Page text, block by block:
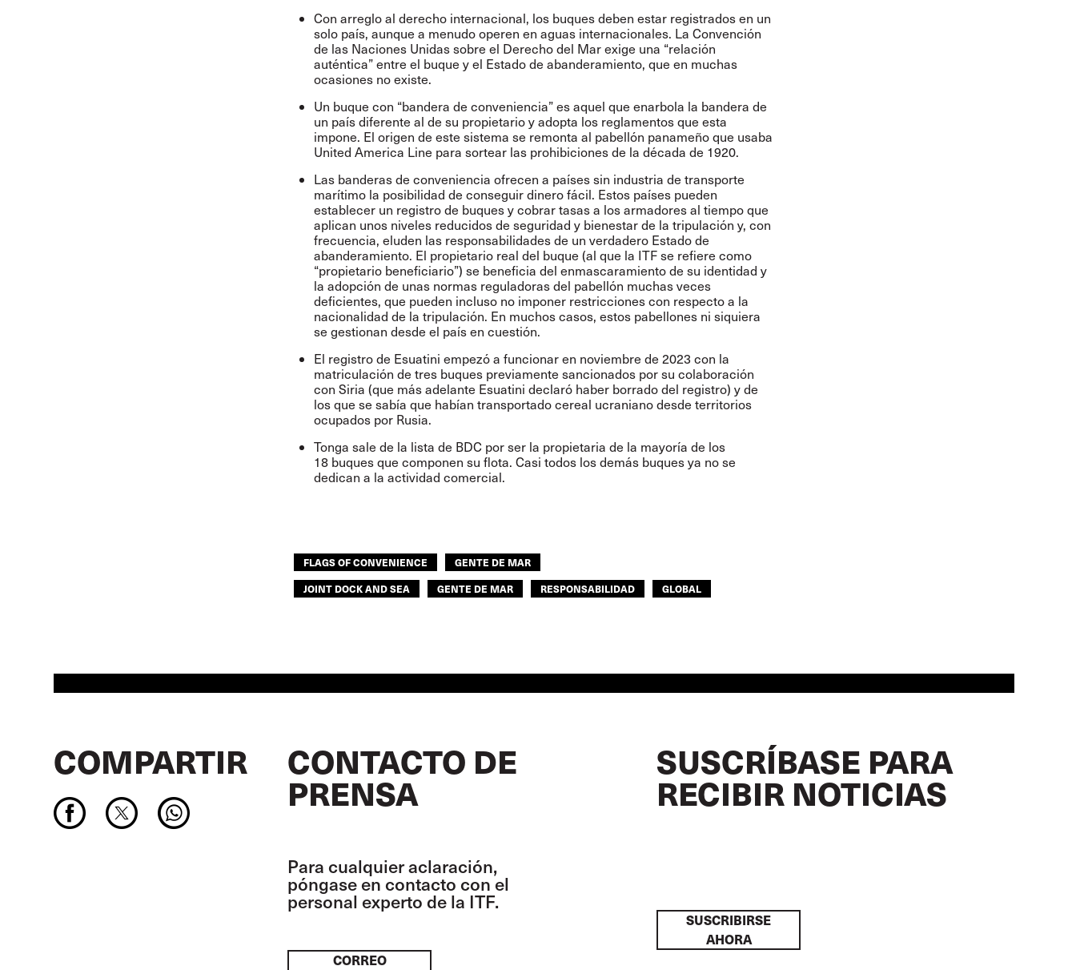
Con arreglo al derecho internacional, los buques deben estar registrados en un
solo país, aunque a menudo operen en aguas internacionales. La Convención
de las Naciones Unidas sobre el Derecho del Marexige una “relación
auténtica” entre el buque y el Estado de abanderamiento, que en muchas
ocasiones no existe.
Un buque con “bandera de conveniencia” es aquel que enarbola la bandera de
un país diferente al de su propietario y adopta los reglamentos que esta
impone. El origen de este sistema se remonta al pabellón panameño que usaba
United America Line para sortear las prohibiciones de la década de 1920.
Las banderas de conveniencia ofrecen a países sin industria de transporte
marítimo la posibilidad de conseguir dinero fácil. Estos países pueden
establecer un registro de buques y cobrar tasas a los armadores al tiempo que
aplican unos niveles reducidos de seguridad y bienestar de la tripulación y, con
frecuencia, eluden las responsabilidades de un verdadero Estado de
abanderamiento. El propietario real del buque (al que la ITF se refiere como
“propietario beneficiario”) se beneficia del enmascaramiento de su identidad y
la adopción de unas normas reguladoras del pabellón muchas veces
deficientes, que pueden incluso no imponer restricciones con respecto a la
nacionalidad de la tripulación. En muchos casos, estos pabellones ni siquiera
se gestionan desde el país en cuestión.
El registro de Esuatini empezó a funcionar en noviembre de 2023 con la
matriculación de tres buques previamente sancionados por su colaboración
con Siria (que más adelante Esuatini declaró haber borrado del registro) y de
los que se sabía que habían transportado cereal ucraniano desde territorios
ocupados por Rusia.
Tonga sale de la lista de BDC por ser la propietaria de la mayoría de los
18 buques que componen su flota. Casi todos los demás buques ya no se
dedican a la actividad comercial.
FLAGS OF CONVENIENCE
GENTE DE MAR
JOINT DOCK AND SEA
GENTE DE MAR RESPONSABILIDAD GLOBAL
COMPARTIR CONTACTO DE
PRENSA
Para cualquier aclaración,
póngase en contacto con el
personal experto de la ITF.
CORREO
SUSCRÍBASE PARA
RECIBIR NOTICIAS
SUSCRIBIRSE
AHORA